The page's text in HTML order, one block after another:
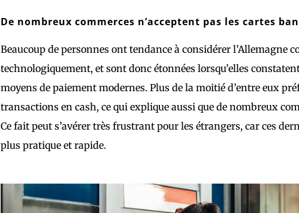
De nombreux commerces n’acceptent pas les cartes
Beaucoup de personnes ont tendance à considérer l’Allemagne
technologiquement, et sont donc étonnées lorsqu’elles
moyens de paiement modernes. Plus de la moitié d’entre eux
transactions en cash, ce qui explique aussi que de nombreux
Ce fait peut s’avérer très frustrant pour les étrangers, car ces
plus pratique et rapide.